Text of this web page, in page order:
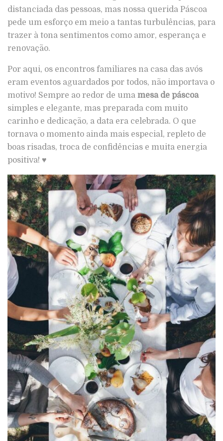
distanciada das pessoas, mas nossa querida Páscoa
pede um esforço em meio a tantas turbulências, para
trazer à tona sentimentos como amor, esperança e
renovação.
Por aqui, os encontros familiares na casa das avós
eram eventos aguardados por todos, não importava o
motivo! Sempre ao redor de uma mesa de páscoa
simples e elegante, mas preparada com muito
carinho e dedicação, a data era celebrada. O que
tornava o momento ainda mais especial, repleto de
boas risadas, troca de confidências e muita energia
positiva! ♥️